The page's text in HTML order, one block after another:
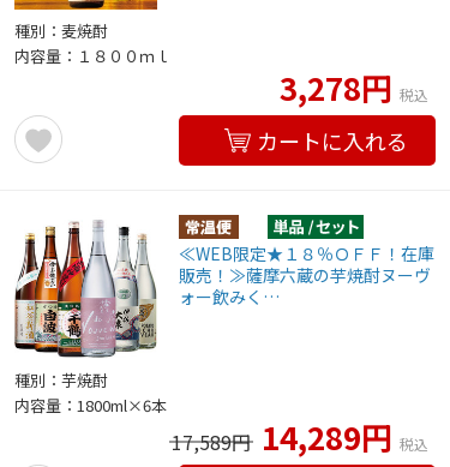
種別：麦焼酎
内容量：１８００ｍｌ
3,278円 税込
カートに入れる
≪WEB限定★１８％ＯＦＦ！在庫
販売！≫薩摩六蔵の芋焼酎ヌーヴ
ォー飲みく…
種別：芋焼酎
内容量：1800ml×6本
17,589円 14,289円 税込